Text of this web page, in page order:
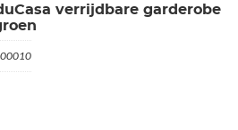
verrijdbare garderobe